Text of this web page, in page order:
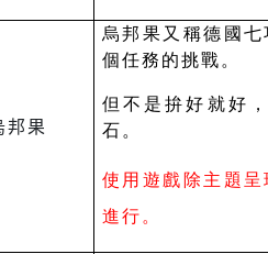
邦果
烏邦果又稱德國
個任務的挑戰。
但不是拚好就好
石。
使用遊戲除主題
進行。